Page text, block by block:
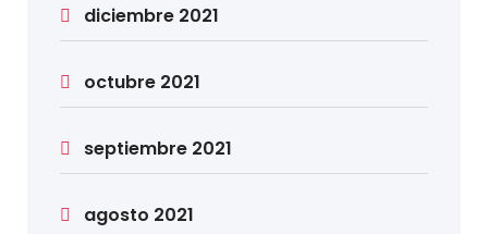
diciembre 2021
octubre 2021
septiembre 2021
agosto 2021